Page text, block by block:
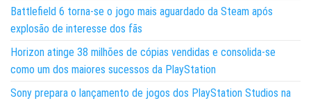
Battlefield 6 torna-se o jogo mais aguardado da Steam após
explosão de interesse dos fãs
Horizon atinge 38 milhões de cópias vendidas e consolida-se
como um dos maiores sucessos da PlayStation
Sony prepara o lançamento de jogos dos PlayStation Studios na